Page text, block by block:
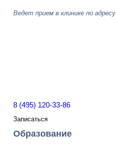
Ведет прием в клинике по адресу
8 (495) 120-33-86
Записаться
Образование